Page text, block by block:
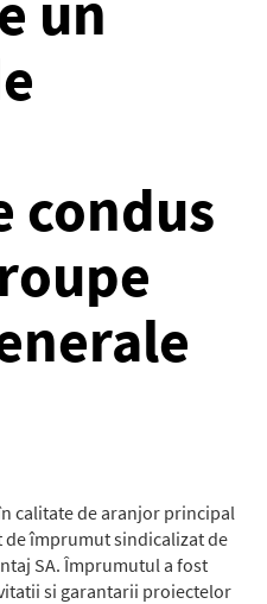
condus
calitate de aranjor principal
de împrumut sindicalizat de
SA. Împrumutul a fost
si garantarii proiectelor